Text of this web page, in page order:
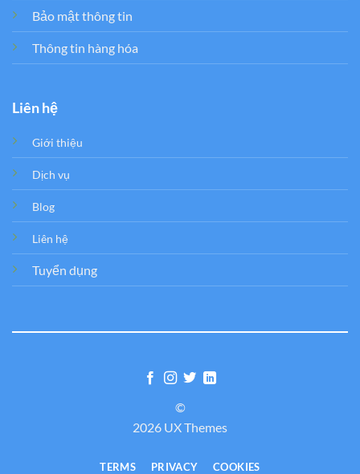
Bảo mật thông tin
Thông tin hàng hóa
Liên hệ
Giới thiệu
Dịch vụ
Blog
Liên hệ
Tuyển dụng
©
2026 UX Themes
TERMS PRIVACY COOKIES